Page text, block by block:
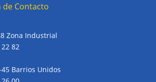
Contacto
Zona Industrial
22 82
Barrios Unidos